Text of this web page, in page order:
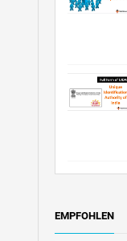
EMPFOHLEN